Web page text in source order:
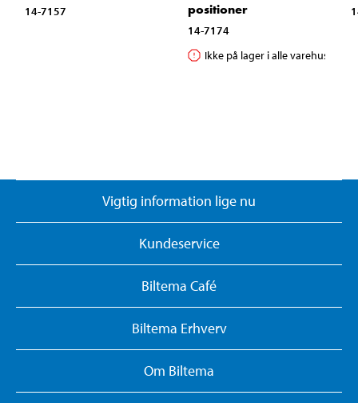
14-7157
positioner
14-7174
Ikke på lager i alle varehuse
Vigtig information lige nu
Kundeservice
Biltema Café
Biltema Erhverv
Om Biltema